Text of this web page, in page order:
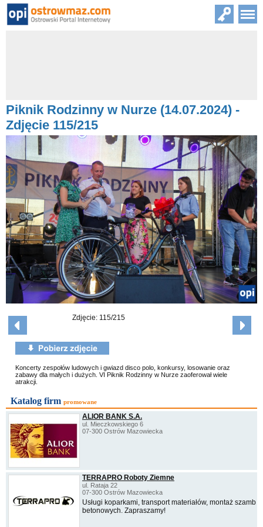
Piknik Rodzinny w Nurze (14.07.2024) -
Zdjęcie 115/215
Zdjęcie: 115/215
Koncerty zespołów ludowych i gwiazd disco polo, konkursy, losowanie oraz
zabawy dla małych i dużych. VI Piknik Rodzinny w Nurze zaoferował wiele
atrakcji.
Katalog firm promowane
ALIOR BANK S.A.
ul. Mieczkowskiego 6
07-300 Ostrów Mazowiecka
TERRAPRO Roboty Ziemne
ul. Rataja 22
07-300 Ostrów Mazowiecka
Usługi koparkami, transport materiałów, montaż szamb
betonowych. Zapraszamy!